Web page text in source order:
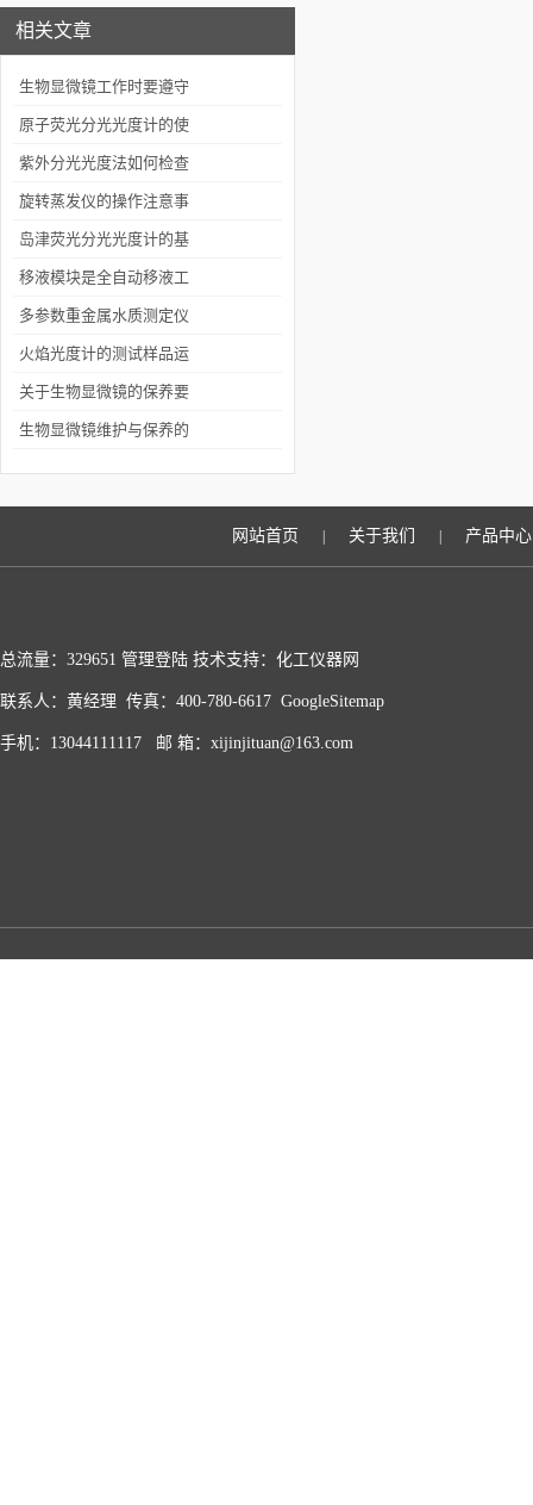
相关文章
生物显微镜工作时要遵守
哪些要求
原子荧光分光光度计的使
用注意事项介绍
紫外分光光度法如何检查
物质纯度
旋转蒸发仪的操作注意事
项
岛津荧光分光光度计的基
本原理
移液模块是全自动移液工
作站的核心
多参数重金属水质测定仪
的工作原理来了解下
火焰光度计的测试样品运
用的原理是什么？
关于生物显微镜的保养要
注意的几个方面
生物显微镜维护与保养的
网站首页 关于我们 产品中心
总流量：329651 管理登陆 技术支持：化工仪器网
联系人：黄经理 传真：400-780-6617 GoogleSitemap
手机：13044111117 邮 箱：xijinjituan@163.com